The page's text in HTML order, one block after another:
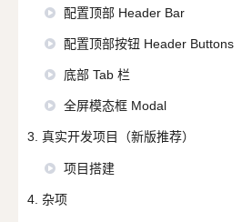
配置顶部 Header Bar
配置顶部按钮 Header Buttons
底部 Tab 栏
全屏模态框 Modal
3. 真实开发项目（新版推荐）
项目搭建
4. 杂项